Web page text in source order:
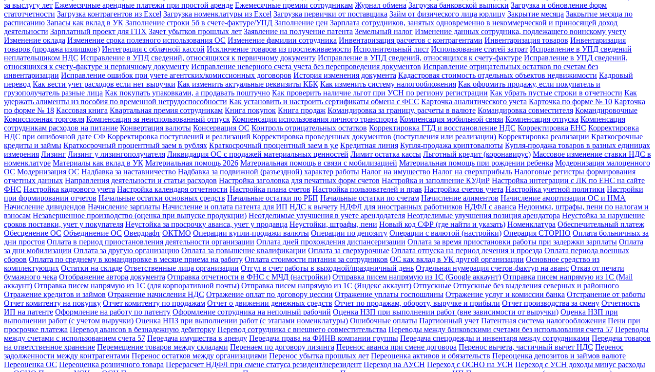
за выслугу лет Ежемесячные арендные платежи при простой аренде Ежемесячные премии сотрудникам Журнал обмена Загрузка банковской выписки Загрузка и обновление форм
статотчетности Загрузка контрагентов из Excel Загрузка номенклатуры из Excel Загрузка первички от поставщика Займ от физического лица юрлицу Закрытие месяца Закрытие месяца по
расписанию Запасы как вклад в УК Заполнение строки 5б в счете-фактуре/УПД Заполнение цен Зарплата сотрудников, занятых одновременно в некоммерческой и приносящей доход
деятельности Зарплатный проект для ГПХ Зачет убытков прошлых лет Заявление на получение патента Земельный налог Изменение данных сотрудника, подлежащего воинскому учету
Изменение оклада Изменение срока полезного использования ОС Изменение фамилии сотрудника Инвентаризация расчетов с контрагентами Инвентаризация товаров Инвентаризация
товаров (продажа излишков) Интеграция с облачной кассой Исключение товаров из прослеживаемости Исполнительный лист Использование статей затрат Исправление в УПД сведений
неплательщиком НДС Исправление в УПД сведений, относящихся к первичному документу Исправление в УПД сведений, относящихся к счету-фактуре Исправление в УПД сведений,
относящихся к счету-фактуре и первичному документу Исправление неверного счета учета без перепроведения документов Исправление отрицательных остатков по счетам без
инвентаризации Исправление ошибок при учете агентских/комиссионных договоров История изменения документа Кадастровая стоимость отдельных объектов недвижимости Кадровый
перевод Как вести учет расходов если нет выручки Как изменить актуальные реквизиты КБК Как изменить систему налогообложения Как оформить продажу, если покупатель и
грузополучатель разные лица Как покупать упаковками, а продавать поштучно Как проверить наличие льгот при УСН по региону регистрации Как убрать пустые строки в отчетности Как
удержать алименты из пособия по временной нетрудоспособности Как установить и настроить сертификаты обмена с ФСС Карточка аналитического учета Карточка по форме № 10 Карточка
по форме № 18 Кассовая книга Квартальная премия сотрудникам Книга покупок Книга продаж Командировка за границу, расчеты в валюте Командировка совместителя Командировочные
Комиссионная торговля Компенсация за неиспользованный отпуск Компенсация использования личного транспорта Компенсация мобильной связи Компенсация отпуска Компенсация
сотрудникам расходов на питание Конвертация валюты Консервация ОС Контроль отрицательных остатков Корректировка ГТД и восстановление НДС Корректировка ЕНС Корректировка
НДС при ошибочной дате СФ Корректировка поступлений и реализаций Корректировка проведенных документов (поступления или реализации) Корректировка реализации Краткосрочные
кредиты и займы Краткосрочный процентный заем в рублях Краткосрочный процентный заем в у.е Кредитная линия Купля-продажа криптовалюты Купля-продажа товаров в разных единицах
измерения Лизинг Лизинг у лизингополучателя Ликвидация ОС с продажей материальных ценностей Лимит остатка кассы Льготный кредит (коронавирус) Массовое изменение ставки НДС в
номенклатуре Материалы как вклад в УК Материальная помощь 2026 Материальная помощь в связи с мобилизацией Материальная помощь при рождении ребенка Модернизация малоценного
ОС Модернизация ОС Надбавка за наставничество Надбавка за подвижной (разъездной) характер работы Налог на имущество Налог на сверхприбыль Налоговые регистры формирования
отчетных данных Направления деятельности и статьи расходов Настройка заголовка для печатных форм счетов Настройка и заполнение КУДиР Настройка интеграции с ЛК по ЕНС на сайте
ФНС Настройка кадрового учета Настройка календаря отчетности Настройка плана счетов Настройка пользователей и прав Настройка счетов учета Настройка учетной политики Настройки
при формировании отчетов Начальные остатки основных средств Начальные остатки по РБП Начальные остатки по счетам Начисление алиментов Начисление амортизации ОС и НМА
Начисление дивидендов Начисление зарплаты Начисление и оплата патента для ИП НДС к вычету НДФЛ для иностранных работников НДФЛ с аванса Недоимка, штрафы, пени по налогам и
взносам Незавершенное производство (оценка при выпуске продукции) Неотделимые улучшения в учете арендодателя Неотделимые улучшения позиция арендатора Неустойка за нарушение
сроков поставки, учет у покупателя Неустойка за просрочку аванса, учет у продавца Неустойки, штрафы, пени Новый код СФР (где найти и указать) Номенклатура Обеспечительный платеж
Обесценение ОС Объединение ОС Овердрафт ОКТМО Операции купли-продажи валюты Операции по депозиту Операции с валютой (настройки) Операция СТОРНО Оплата больничных за
дни простоя Оплата в период приостановления деятельности организации Оплата дней прохождения диспансеризации Оплата за время приостановки работы при задержки зарплаты Оплата
за дни мобилизации Оплата за другую организацию Оплата за повышение квалификации Оплата за сверхурочные Оплата отпуска на период лечения и проезда Оплата периода военных
сборов Оплата по среднему в командировке в месяце приема на работу Оплата стоимости питания за сотрудников ОС как вклад в УК другой организации Основное средство из
комплектующих Остатки на складе Ответственные лица организации Отгул в счет работы в выходной/праздничный день Отдельная нумерация счетов-фактур на аванс Отказ от печати
бумажного чека Отображение автора документа Отправка отчетности в ФНС с МЧД (настройки) Отправка писем напрямую из 1С (Google аккаунт) Отправка писем напрямую из 1С (Mail
аккаунт) Отправка писем напрямую из 1С (для корпоративной почты) Отправка писем напрямую из 1С (Яндекс аккаунт) Отпускные Отпускные без выделения северных и районного
Отражение кредитов и займов Отражение начисления НДС Отражение оплат по договору цессии Отражение уплаты госпошлины Отражение услуг и комиссии банка Отстранение от работы
Отчет комитенту на покупку Отчет комитенту по продажам Отчет о движении денежных средств Отчет по продажам, обороту, выручке и прибыли Отчет производства за смену Отчетность
ИП на патенте Оформление на работу по патенту Оформление сотрудника на неполный рабочий Оценка НЗП при выполнении работ (вне зависимости от выручки) Оценка НЗП при
выполнении работ (с учетом выручки) Оценка НПЗ при выполнении работ (с этапами номенклатуры) Ошибочные оплаты Партионный учет Патентная система налогообложения Пени при
просрочке платежа Перевод авансов в безнадежную дебиторку Перевод сотрудника с внешнего совместительства Переводы между банковскими счетами без использования счета 57 Переводы
между счетами с использованием счета 57 Передача имущества в аренду Передача права на ФИНВ компании группы Передача спецодежды и инвентаря между сотрудниками Передача товаров
на ответственное хранение Перемещение товаров между складами Перенаем по договору лизинга Перенос аванса при смене договора Перенос вычета, частичный вычет НДС Перенос
задолженности между контрагентами Перенос остатков между организациями Перенос убытка прошлых лет Переоценка активов и обязательств Переоценка депозитов и займов валюте
Переоценка ОС Переоценка розничного товара Перерасчет НДФЛ при смене статуса резидент/нерезидент Переход на АУСН Переход с ОСНО на УСН Переход с УСН доходы минус расходы